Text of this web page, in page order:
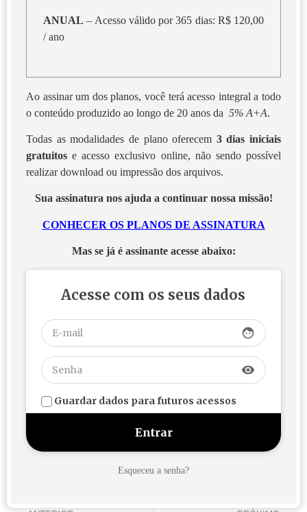
ANUAL – Acesso válido por 365 dias: R$ 120,00
/ ano
Ao assinar um dos planos, você terá acesso integral a todo
o conteúdo produzido ao longo de 20 anos da 5% A+A.
Todas as modalidades de plano oferecem 3 dias iniciais
gratuitos e acesso exclusivo online, não sendo possível
realizar download ou impressão dos arquivos.
Sua assinatura nos ajuda a continuar nossa missão!
CONHECER OS PLANOS DE ASSINATURA
Mas se já é assinante acesse abaixo:
Acesse com os seus dados
face
visibility
Guardar dados para futuros acessos
Esqueceu a senha?